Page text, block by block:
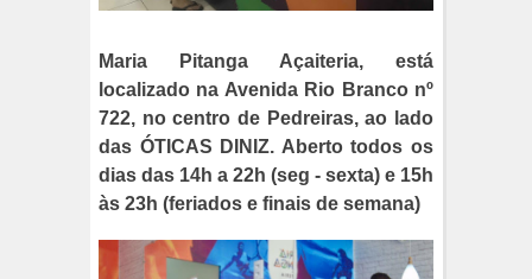
Maria Pitanga Açaiteria, está
localizado na Avenida Rio Branco nº
722, no centro de Pedreiras, ao lado
das ÓTICAS DINIZ. Aberto todos os
dias das 14h a 22h (seg - sexta) e 15h
às 23h (feriados e finais de semana)